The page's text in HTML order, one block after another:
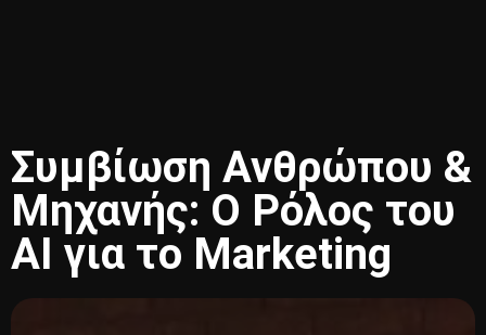
Συμβίωση Ανθρώπου &
Μηχανής: Ο Ρόλος του
AI για το Marketing